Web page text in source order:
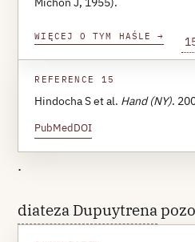
WIĘCEJ O TYM HAŚLE→
klasyfikacji oryginalnej
REFERENCE 15
Hindocha S et al. Hand (NY).
PubMedDOI
.
diateza Dupuytrena
predyktorem nawrotu.